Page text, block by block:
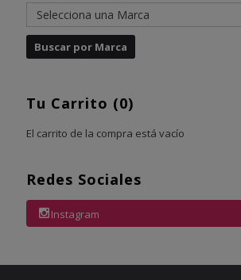
Tu Carrito (0)
El carrito de la compra está vacío
Redes Sociales
Instagram